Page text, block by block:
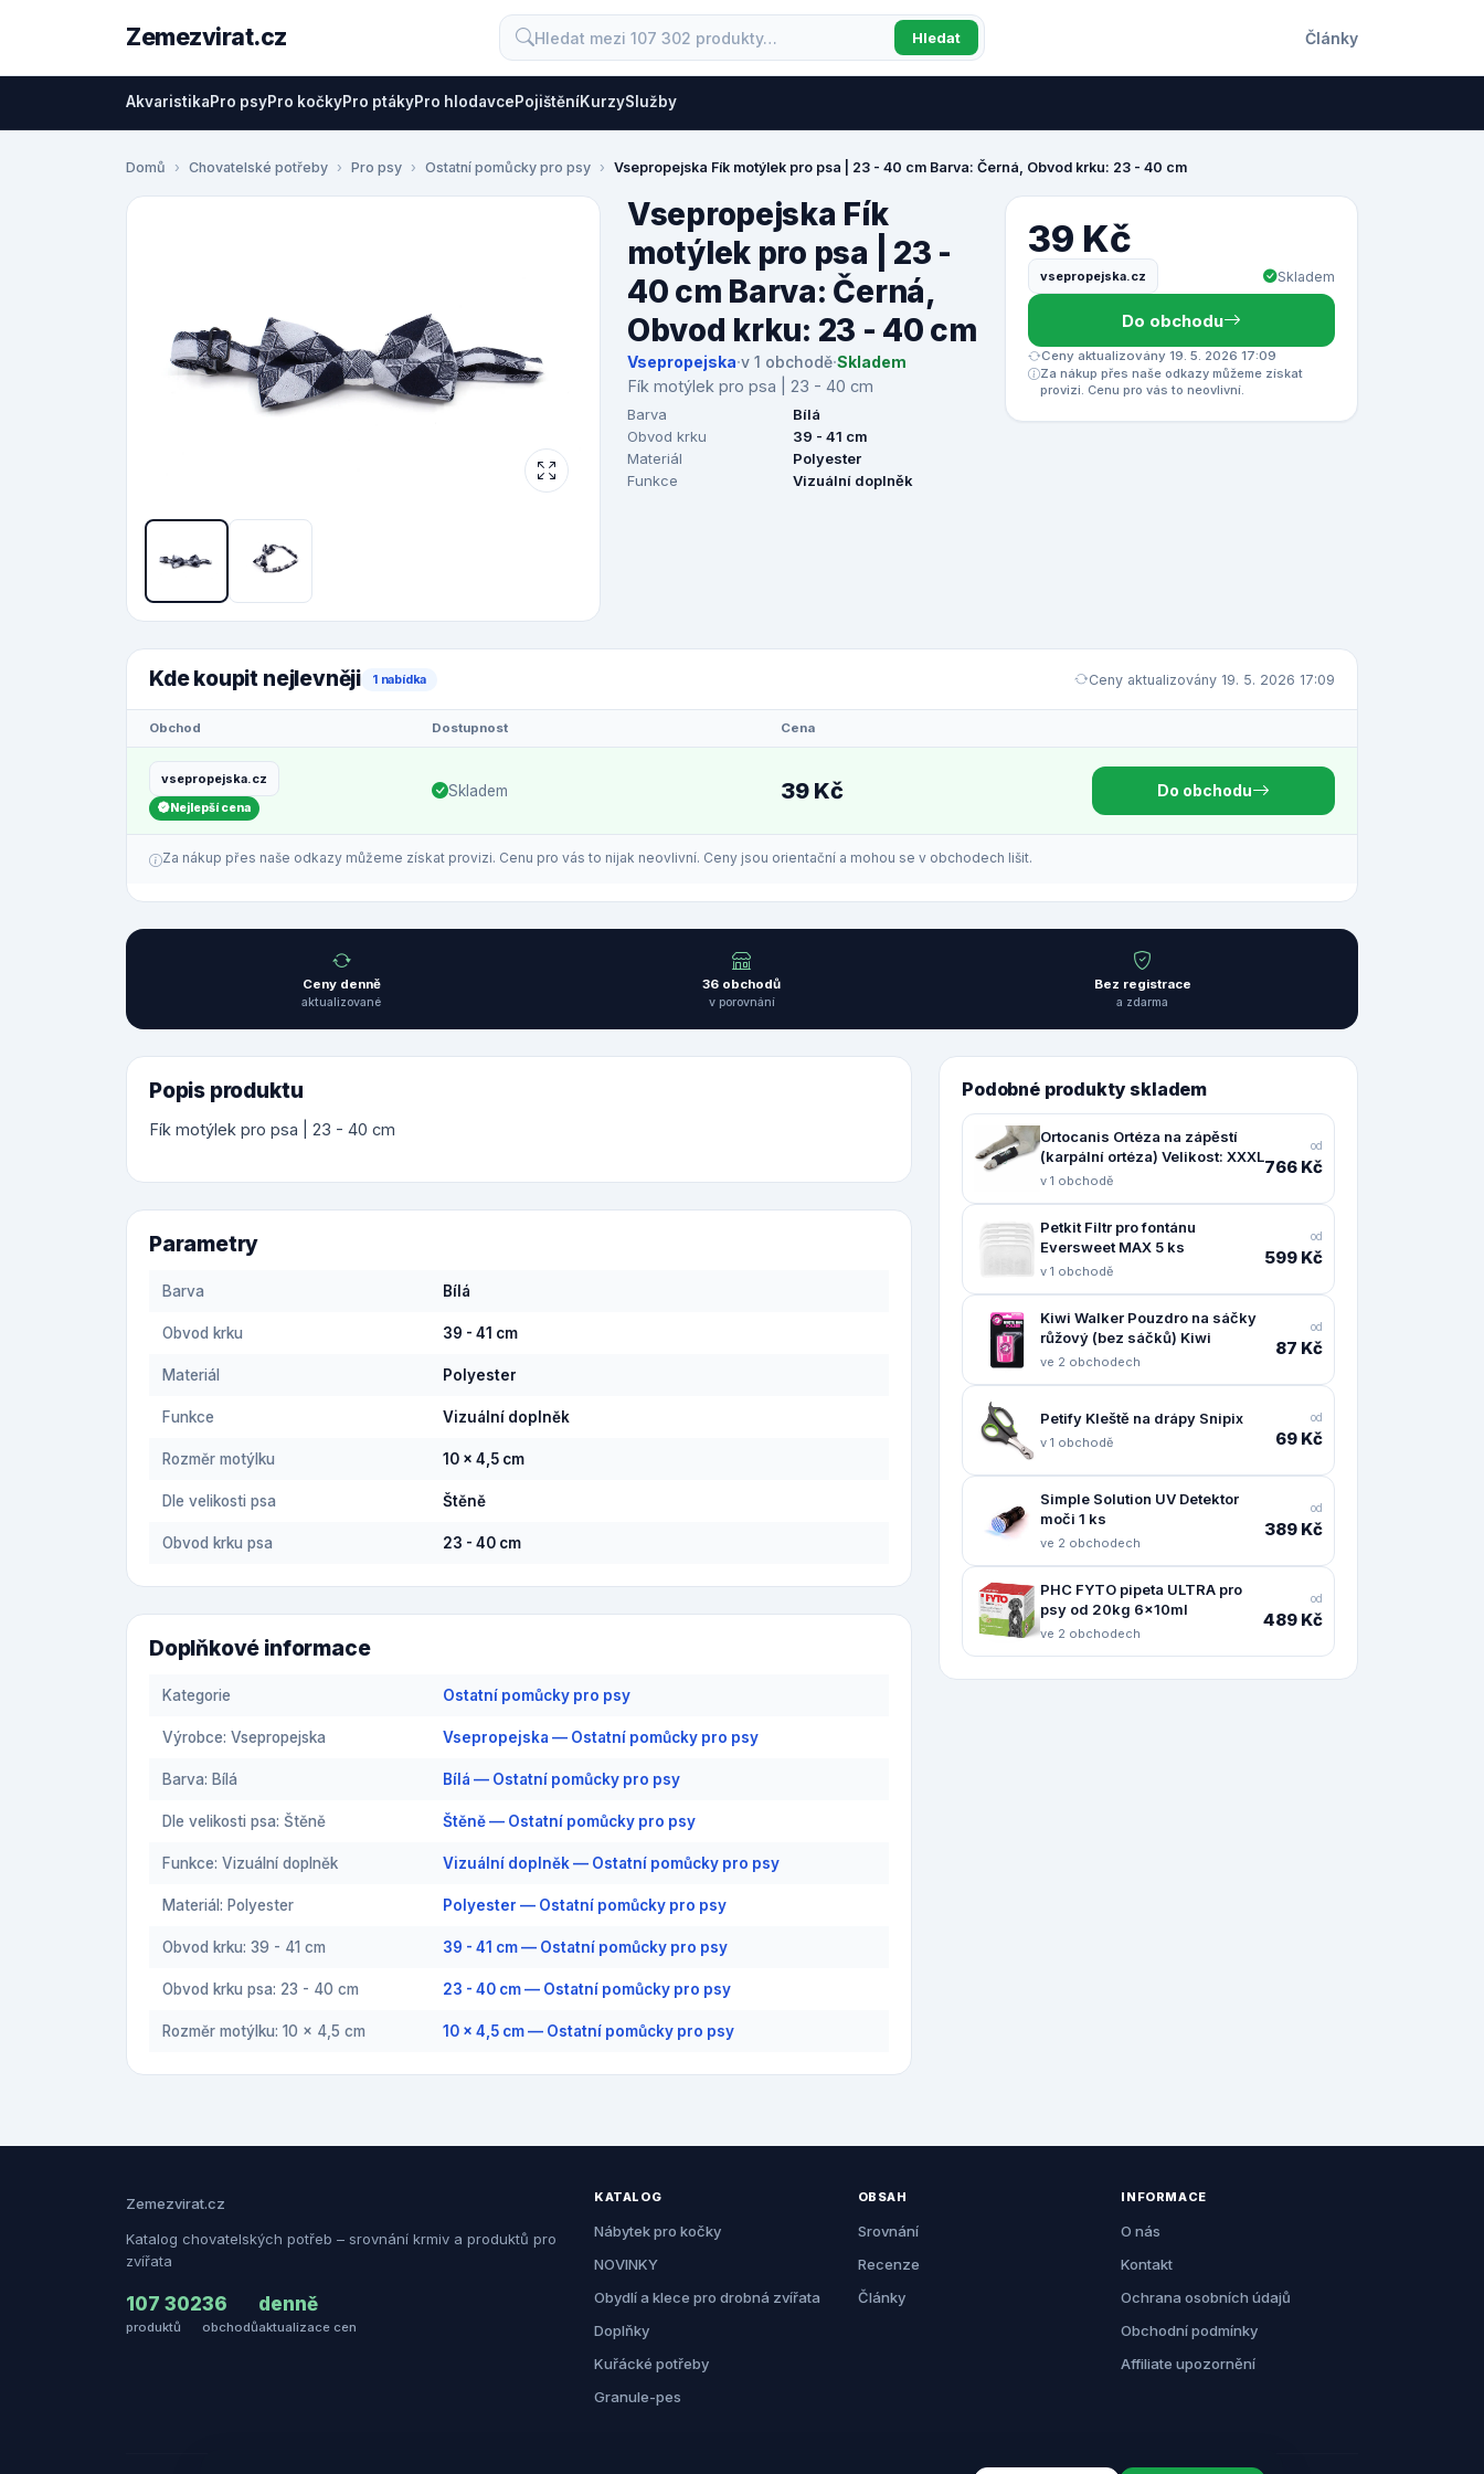
Zemezvirat.cz Hledat Články
AkvaristikaPro psyPro kočkyPro ptákyPro hlodavcePojištěníKurzySlužby
Domů Chovatelské potřeby Pro psy Ostatní pomůcky pro psy Vsepropejska Fík motýlek pro psa | 23 - 40 cm Barva: Černá, Obvod krku: 23 - 40 cm
Vsepropejska Fík
motýlek pro psa | 23 -
40 cm Barva: Černá,
Obvod krku: 23 - 40 cm
Vsepropejska·v 1 obchodě·Skladem
Fík motýlek pro psa | 23 - 40 cm
Barva
Bílá
Obvod krku
39 - 41 cm
Materiál
Polyester
Funkce
Vizuální doplněk
39 Kč
vsepropejska.cz Skladem
Do obchodu
Ceny aktualizovány 19. 5. 2026 17:09
Za nákup přes naše odkazy můžeme získat
provizi. Cenu pro vás to neovlivní.
Kde koupit nejlevněji 1 nabídka Ceny aktualizovány 19. 5. 2026 17:09
Obchod Dostupnost Cena
vsepropejska.cz
Nejlepší cena
Skladem 39 Kč Do obchodu
Za nákup přes naše odkazy můžeme získat provizi. Cenu pro vás to nijak neovlivní. Ceny jsou orientační a mohou se v obchodech lišit.
Ceny denně
aktualizované
36 obchodů
v porovnání
Bez registrace
a zdarma
Popis produktu
Fík motýlek pro psa | 23 - 40 cm
Parametry
Barva Bílá
Obvod krku 39 - 41 cm
Materiál Polyester
Funkce Vizuální doplněk
Rozměr motýlku 10 x 4,5 cm
Dle velikosti psa Štěně
Obvod krku psa 23 - 40 cm
Doplňkové informace
Kategorie Ostatní pomůcky pro psy
Výrobce: Vsepropejska Vsepropejska — Ostatní pomůcky pro psy
Barva: Bílá Bílá — Ostatní pomůcky pro psy
Dle velikosti psa: Štěně Štěně — Ostatní pomůcky pro psy
Funkce: Vizuální doplněk Vizuální doplněk — Ostatní pomůcky pro psy
Materiál: Polyester Polyester — Ostatní pomůcky pro psy
Obvod krku: 39 - 41 cm 39 - 41 cm — Ostatní pomůcky pro psy
Obvod krku psa: 23 - 40 cm 23 - 40 cm — Ostatní pomůcky pro psy
Rozměr motýlku: 10 x 4,5 cm 10 x 4,5 cm — Ostatní pomůcky pro psy
Podobné produkty skladem
Ortocanis Ortéza na zápěstí
(karpální ortéza) Velikost: XXXL
v 1 obchodě
od
766 Kč
Petkit Filtr pro fontánu
Eversweet MAX 5 ks
v 1 obchodě
od
599 Kč
Kiwi Walker Pouzdro na sáčky
růžový (bez sáčků) Kiwi
ve 2 obchodech
od
87 Kč
Petify Kleště na drápy Snipix
v 1 obchodě
od
69 Kč
Simple Solution UV Detektor
moči 1 ks
ve 2 obchodech
od
389 Kč
PHC FYTO pipeta ULTRA pro
psy od 20kg 6x10ml
ve 2 obchodech
od
489 Kč
Zemezvirat.cz
Katalog chovatelských potřeb – srovnání krmiv a produktů pro
zvířata
107 302
produktů
36
obchodů
denně
aktualizace cen
KATALOG
Nábytek pro kočky
NOVINKY
Obydlí a klece pro drobná zvířata
Doplňky
Kuřácké potřeby
Granule-pes
OBSAH
Srovnání
Recenze
Články
INFORMACE
O nás
Kontakt
Ochrana osobních údajů
Obchodní podmínky
Affiliate upozornění